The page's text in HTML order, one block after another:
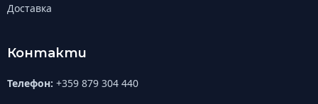
Доставка
Контакти
Телефон: +359 879 304 440